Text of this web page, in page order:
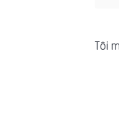
Tôi